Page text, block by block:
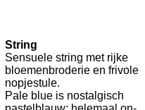
String
Sensuele string met rijke
bloemenbroderie en frivole
nopjestule.
Pale blue is nostalgisch